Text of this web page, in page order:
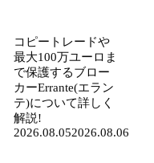
コピートレードや
最大100万ユーロま
で保護するブロー
カーErrante(エラン
テ)について詳しく
解説!
2026.08.052026.08.06